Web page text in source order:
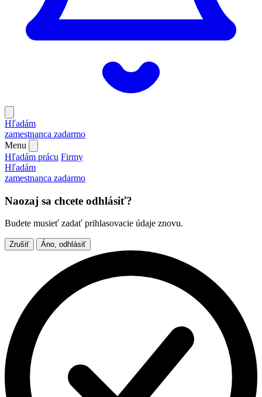
Hľadám
zamestnanca zadarmo
Menu
Hľadám prácu Firmy
Hľadám
zamestnanca zadarmo
Naozaj sa chcete odhlásiť?
Budete musieť zadať prihlasovacie údaje znovu.
Zrušiť Áno, odhlásiť